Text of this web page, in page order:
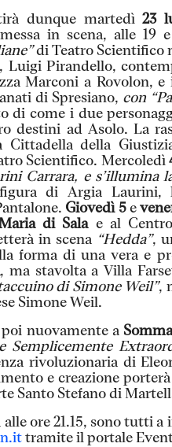
dunque martedì23
in scena, alle 19
di Teatro Scientifico
Pirandello,
Marconi a Rovolon,
di Spresiano, con
di come i due
destini ad Asolo. La
Cittadella della
Scientifico. Mercoledì
Carrara, e s’illumina
figura di Argia
Giovedì 5 e
di Salae al
in scena “Hedda”,
forma di una vera e
, ma stavolta a Villa
di Simone Weil”,
Simone Weil.
nuovamente a
Semplicemente
rivoluzionaria di
e creazione porterà
Santo Stefano di
ore 21.15, sono tutti
tramite il portale